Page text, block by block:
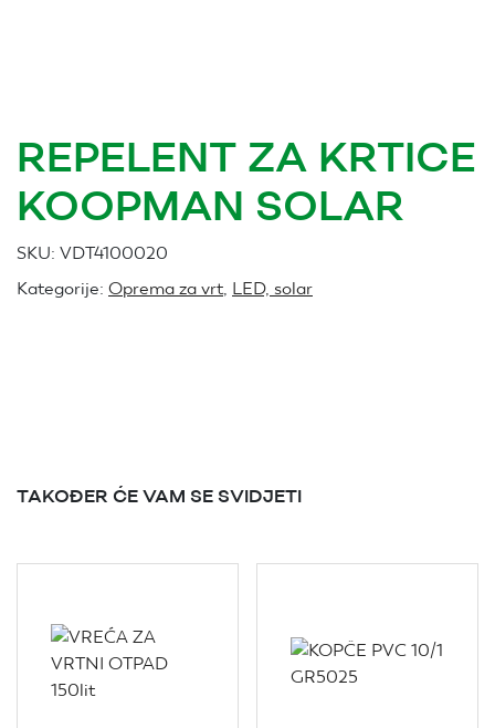
REPELENT ZA KRTICE
KOOPMAN SOLAR
SKU: VDT4100020
Kategorije: Oprema za vrt, LED, solar
TAKOĐER ĆE VAM SE SVIDJETI